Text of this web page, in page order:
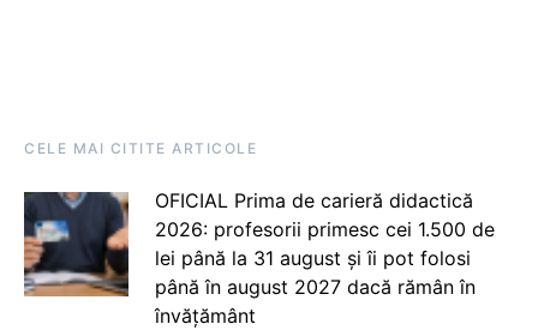
CELE MAI CITITE ARTICOLE
OFICIAL Prima de carieră didactică
2026: profesorii primesc cei 1.500 de
lei până la 31 august și îi pot folosi
până în august 2027 dacă rămân în
învățământ